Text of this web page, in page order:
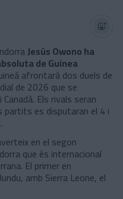
Jesús Owono ha
de Guinea
afrontarà dos duels de
de 2026 que se
Els rivals seran
partits es disputaran el 4 i
en el segon
que és internacional
El primer en
amb Sierra Leone, el